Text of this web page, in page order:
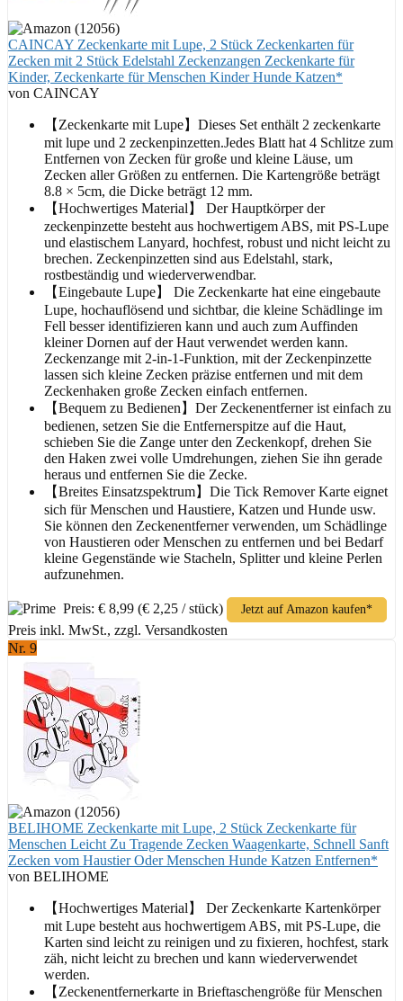
CAINCAY Zeckenkarte mit Lupe, 2 Stück Zeckenkarten für
Zecken mit 2 Stück Edelstahl Zeckenzangen Zeckenkarte für
Kinder, Zeckenkarte für Menschen Kinder Hunde Katzen*
von CAINCAY
【Zeckenkarte mit Lupe】Dieses Set enthält 2 zeckenkarte
mit lupe und 2 zeckenpinzetten.Jedes Blatt hat 4 Schlitze zum
Entfernen von Zecken für große und kleine Läuse, um
Zecken aller Größen zu entfernen. Die Kartengröße beträgt
8.8 × 5cm, die Dicke beträgt 12 mm.
【Hochwertiges Material】 Der Hauptkörper der
zeckenpinzette besteht aus hochwertigem ABS, mit PS-Lupe
und elastischem Lanyard, hochfest, robust und nicht leicht zu
brechen. Zeckenpinzetten sind aus Edelstahl, stark,
rostbeständig und wiederverwendbar.
【Eingebaute Lupe】 Die Zeckenkarte hat eine eingebaute
Lupe, hochauflösend und sichtbar, die kleine Schädlinge im
Fell besser identifizieren kann und auch zum Auffinden
kleiner Dornen auf der Haut verwendet werden kann.
Zeckenzange mit 2-in-1-Funktion, mit der Zeckenpinzette
lassen sich kleine Zecken präzise entfernen und mit dem
Zeckenhaken große Zecken einfach entfernen.
【Bequem zu Bedienen】Der Zeckenentferner ist einfach zu
bedienen, setzen Sie die Entfernerspitze auf die Haut,
schieben Sie die Zange unter den Zeckenkopf, drehen Sie
den Haken zwei volle Umdrehungen, ziehen Sie ihn gerade
heraus und entfernen Sie die Zecke.
【Breites Einsatzspektrum】Die Tick Remover Karte eignet
sich für Menschen und Haustiere, Katzen und Hunde usw.
Sie können den Zeckenentferner verwenden, um Schädlinge
von Haustieren oder Menschen zu entfernen und bei Bedarf
kleine Gegenstände wie Stacheln, Splitter und kleine Perlen
aufzunehmen.
Preis: € 8,99 (€ 2,25 / stück) Jetzt auf Amazon kaufen*
Preis inkl. MwSt., zzgl. Versandkosten
Nr. 9
BELIHOME Zeckenkarte mit Lupe, 2 Stück Zeckenkarte für
Menschen Leicht Zu Tragende Zecken Waagenkarte, Schnell Sanft
Zecken vom Haustier Oder Menschen Hunde Katzen Entfernen*
von BELIHOME
【Hochwertiges Material】 Der Zeckenkarte Kartenkörper
mit Lupe besteht aus hochwertigem ABS, mit PS-Lupe, die
Karten sind leicht zu reinigen und zu fixieren, hochfest, stark
zäh, nicht leicht zu brechen und kann wiederverwendet
werden.
【Zeckenentfernerkarte in Brieftaschengröße für Menschen